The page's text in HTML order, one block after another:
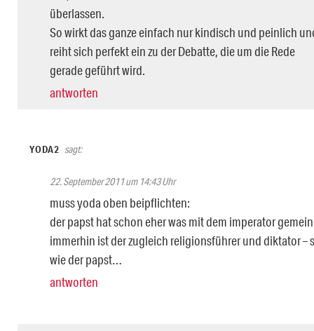
überlassen.
So wirkt das ganze einfach nur kindisch und peinlich
reiht sich perfekt ein zu der Debatte, die um die Rede
gerade geführt wird.
antworten
YODA2 sagt:
22. September 2011 um 14:43 Uhr
muss yoda oben beipflichten:
der papst hat schon eher was mit dem imperator
immerhin ist der zugleich religionsführer und diktator –
wie der papst…
antworten